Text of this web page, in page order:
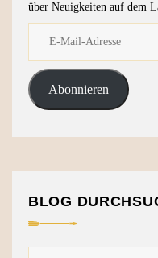
über Neuigkeiten auf dem
Abonnieren
BLOG